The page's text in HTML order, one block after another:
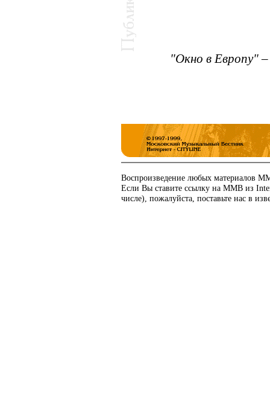
"Окно в Европу"
Воспроизведение любых материалов
Если Вы ставите ссылку на ММВ из
числе), пожалуйста, поставьте нас в